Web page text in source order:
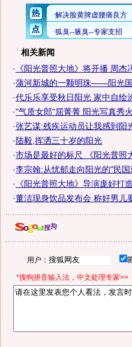
相关新闻
· 《阳光普照大地》将开播 周杰
·蒲河新城的一颗明珠——阳光
·代乐乐享受秋日阳光 家中自绘
·"气质女郎"屈菁菁 阳光写真秀
·张艺谋:残疾运动员让我感到阳
· 陆毅,挥洒三十岁的阳光
·市场是最好的标尺 《阳光普照
·李宗翰:从忧郁走向阳光的"民
· 《阳光普照大地》导演庞好打
·董洁现身饮品发布会 称好男儿
用户：
*搜狗拼音输入法，中文处理专家>>